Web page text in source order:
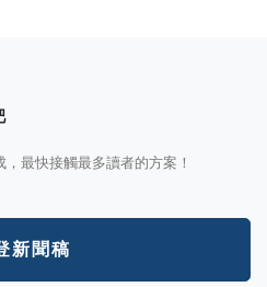
最快接觸最多讀者的方案！
新聞稿